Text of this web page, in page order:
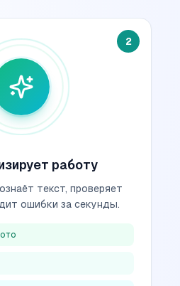
2
работу
текст, проверяет
ошибки за секунды.